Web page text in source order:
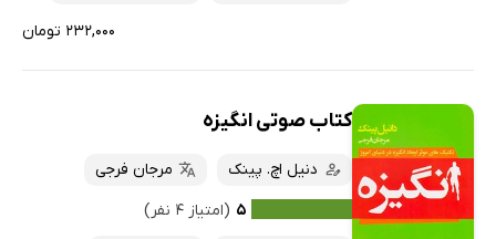
۲۳۲,۰۰۰ تومان
کتاب صوتی انگیزه
دنیل اچ. پینک
مرجان فرجی
۵ (امتیاز ۴ نفر)